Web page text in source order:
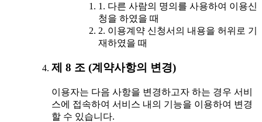
1. 다른 사람의 명의를 사용하여 이용신
청을 하였을 때
2. 이용계약 신청서의 내용을 허위로 기
재하였을 때
제 8 조 (계약사항의 변경)
이용자는 다음 사항을 변경하고자 하는 경우 서비
스에 접속하여 서비스 내의 기능을 이용하여 변경
할 수 있습니다.